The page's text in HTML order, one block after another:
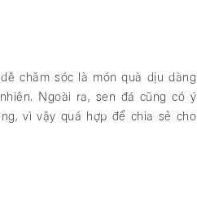
chăm sóc là món quà dịu dàng
Ngoài ra, sen đá cũng có ý
vì vậy quá hợp để chia sẻ cho